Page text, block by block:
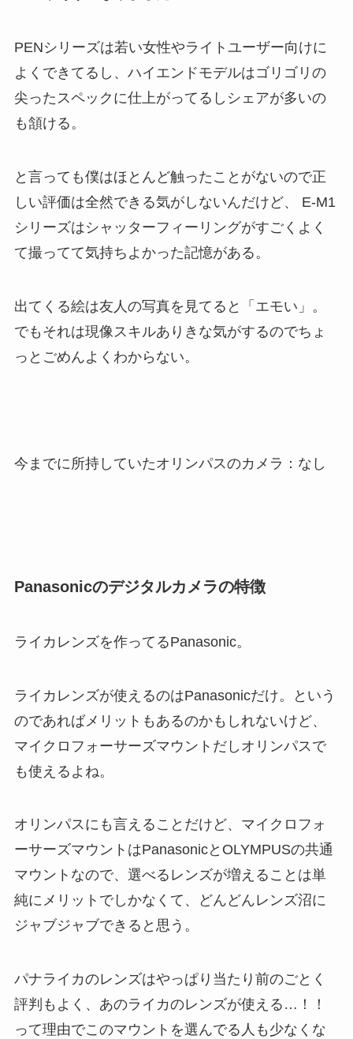
PENシリーズは若い女性やライトユーザー向けに
よくできてるし、ハイエンドモデルはゴリゴリの
尖ったスペックに仕上がってるしシェアが多いの
も頷ける。
と言っても僕はほとんど触ったことがないので正
しい評価は全然できる気がしないんだけど、 E-M1
シリーズはシャッターフィーリングがすごくよく
て撮ってて気持ちよかった記憶がある。
出てくる絵は友人の写真を見てると「エモい」。
でもそれは現像スキルありきな気がするのでちょ
っとごめんよくわからない。
今までに所持していたオリンパスのカメラ：なし
Panasonicのデジタルカメラの特徴
ライカレンズを作ってるPanasonic。
ライカレンズが使えるのはPanasonicだけ。という
のであればメリットもあるのかもしれないけど、
マイクロフォーサーズマウントだしオリンパスで
も使えるよね。
オリンパスにも言えることだけど、マイクロフォ
ーサーズマウントはPanasonicとOLYMPUSの共通
マウントなので、選べるレンズが増えることは単
純にメリットでしかなくて、どんどんレンズ沼に
ジャブジャブできると思う。
パナライカのレンズはやっぱり当たり前のごとく
評判もよく、あのライカのレンズが使える…！！
って理由でこのマウントを選んでる人も少なくな